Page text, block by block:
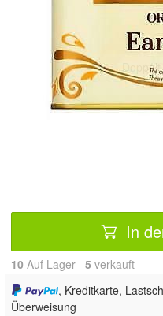
Doppelt
In
10 Auf Lager 5 verkauft
, Kreditkarte,
Überweisung